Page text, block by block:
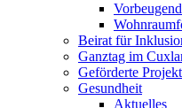
Beirat für
Ganztag im
Geförderte
Gesundheit
Aktuelles